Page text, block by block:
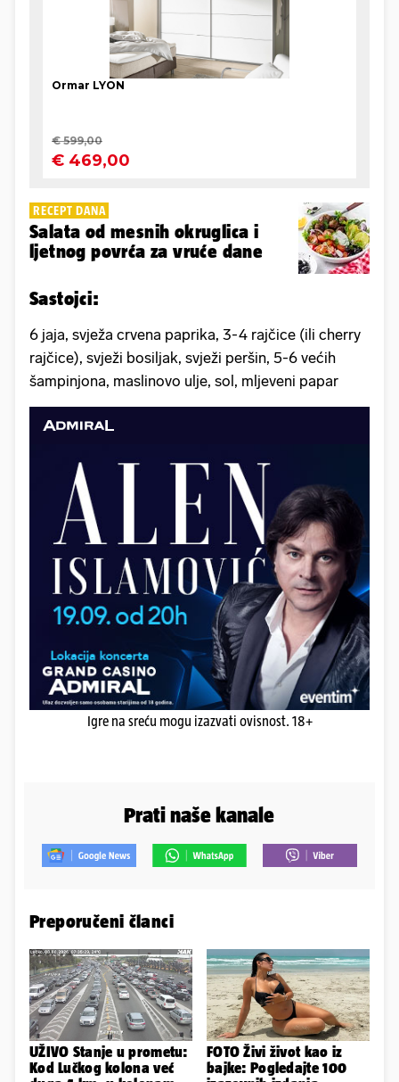
RECEPT DANA
Salata od mesnih okruglica i
ljetnog povrća za vruće dane
Sastojci:
6 jaja, svježa crvena paprika, 3-4 rajčice (ili cherry
rajčice), svježi bosiljak, svježi peršin, 5-6 većih
šampinjona, maslinovo ulje, sol, mljeveni papar
Igre na sreću mogu izazvati ovisnost. 18+
Prati naše kanale
Preporučeni članci
UŽIVO Stanje u prometu:
Kod Lučkog kolona već
FOTO Živi život kao iz
bajke: Pogledajte 100